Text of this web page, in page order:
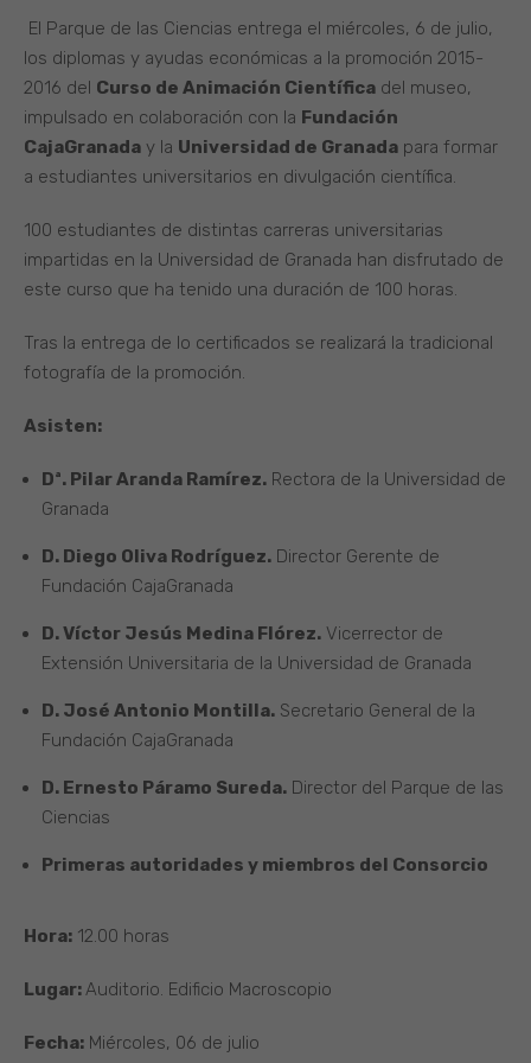
El Parque de las Ciencias entrega el miércoles, 6 de julio,
los diplomas y ayudas económicas a la promoción 2015-
2016 del Curso de Animación Científica del museo,
impulsado en colaboración con la Fundación
CajaGranada y la Universidad de Granada para formar
a estudiantes universitarios en divulgación científica.
100 estudiantes de distintas carreras universitarias
impartidas en la Universidad de Granada han disfrutado de
este curso que ha tenido una duración de 100 horas.
Tras la entrega de lo certificados se realizará la tradicional
fotografía de la promoción.
Asisten:
Dª. Pilar Aranda Ramírez. Rectora de la Universidad de
Granada
D. Diego Oliva Rodríguez. Director Gerente de
Fundación CajaGranada
D. Víctor Jesús Medina Flórez. Vicerrector de
Extensión Universitaria de la Universidad de Granada
D. José Antonio Montilla. Secretario General de la
Fundación CajaGranada
D. Ernesto Páramo Sureda. Director del Parque de las
Ciencias
Primeras autoridades y miembros del Consorcio
Hora: 12.00 horas
Lugar:Auditorio. Edificio Macroscopio
Fecha: Miércoles, 06 de julio